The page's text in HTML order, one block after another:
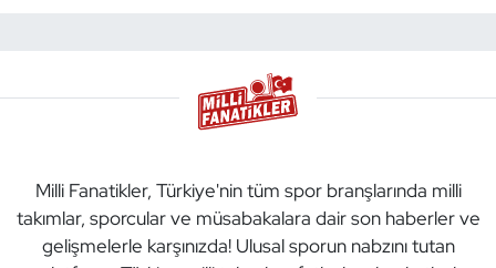
Milli Fanatikler, Türkiye'nin tüm spor branşlarında milli
takımlar, sporcular ve müsabakalara dair son haberler ve
gelişmelerle karşınızda! Ulusal sporun nabzını tutan